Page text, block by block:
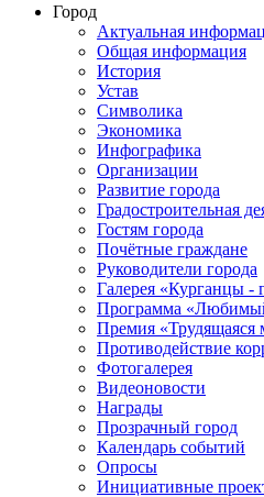
Город
Актуальная
Общая информация
История
Устав
Символика
Экономика
Инфографика
Организации
Развитие города
Градостроительная
Гостям города
Почётные граждане
Руководители города
Галерея «Курганцы -
Программа
Премия «Трудящаяся
Противодействие
Фотогалерея
Видеоновости
Награды
Прозрачный город
Календарь событий
Опросы
Инициативные